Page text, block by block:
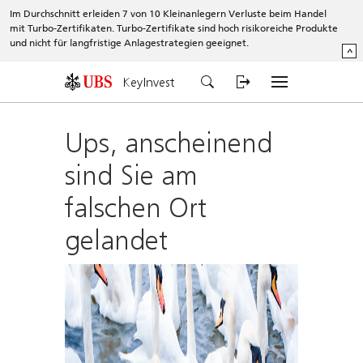
Im Durchschnitt erleiden 7 von 10 Kleinanlegern Verluste beim Handel
mit Turbo-Zertifikaten. Turbo-Zertifikate sind hoch risikoreiche Produkte
und nicht für langfristige Anlagestrategien geeignet.
^
KeyInvest
Ups, anscheinend
sind Sie am
falschen Ort
gelandet